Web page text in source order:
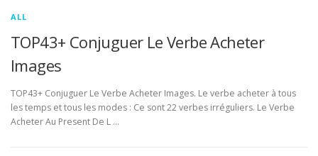
ALL
TOP43+ Conjuguer Le Verbe Acheter
Images
TOP43+ Conjuguer Le Verbe Acheter Images. Le verbe acheter à tous
les temps et tous les modes : Ce sont 22 verbes irréguliers. Le Verbe
Acheter Au Present De L …